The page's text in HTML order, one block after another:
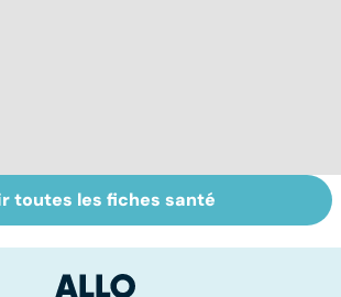
Violences
sexuelles :
remettre ?
toutes les fiches santé